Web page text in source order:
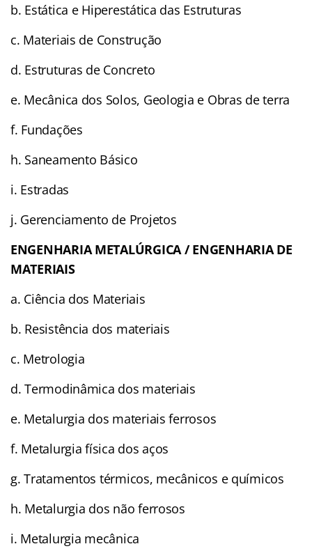
b. Estática e Hiperestática das Estruturas
c. Materiais de Construção
d. Estruturas de Concreto
e. Mecânica dos Solos, Geologia e Obras de terra
f. Fundações
h. Saneamento Básico
i. Estradas
j. Gerenciamento de Projetos
ENGENHARIA METALÚRGICA / ENGENHARIA DE
MATERIAIS
a. Ciência dos Materiais
b. Resistência dos materiais
c. Metrologia
d. Termodinâmica dos materiais
e. Metalurgia dos materiais ferrosos
f. Metalurgia física dos aços
g. Tratamentos térmicos, mecânicos e químicos
h. Metalurgia dos não ferrosos
i. Metalurgia mecânica